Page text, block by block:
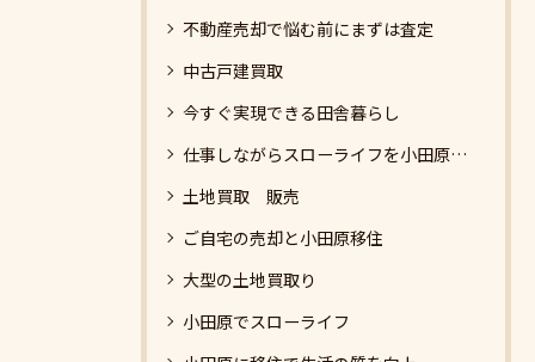
不動産売却で悩む前にまずは査定
中古戸建買取
今すぐ実現できる田舎暮らし
仕事しながらスローライフを小田原でする
土地買取 販売
ご自宅の売却と小田原移住
大型の土地買取り
小田原でスローライフ